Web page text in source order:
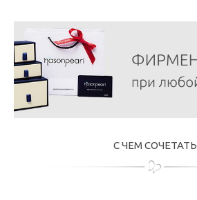
С ЧЕМ СОЧЕТАТЬ